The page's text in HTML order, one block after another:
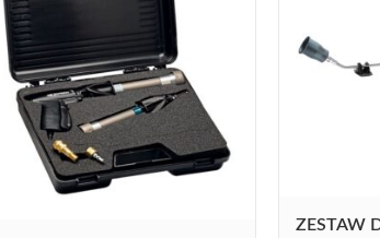
ZESTAW